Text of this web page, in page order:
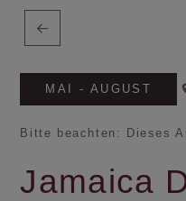
MAI - AUGUST
Bitte beachten: Dieses
Jamaica